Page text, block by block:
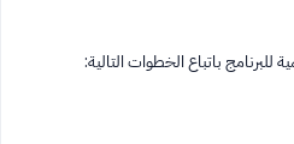
للبرنامج باتباع الخطوات التالية: